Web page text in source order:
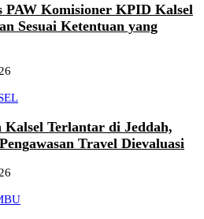
PAW Komisioner KPID Kalsel
Sesuai Ketentuan yang
Kalsel Terlantar di Jeddah,
Travel Dievaluasi